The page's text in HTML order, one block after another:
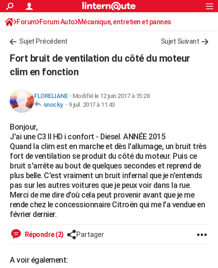
ACTUALITÉS
Politique
Société
Faits Divers
Education
Monde
Villes
+
Programme TV
Streaming
Cinéma
Sorties cinéma
Musique
FINANCE
AUTO
Essais
Réserver un essai
Citadines
Berlines
SUV
Forum auto
+HIGH-TECH
Mobiles
Meilleur smartphone
Internet
Ordinateurs
Jeux vidéo
Guide high-tech
BRICOLAGE
Forum
Aménagement intérieur
Extérieur
Cuisine
Salle de bains
Jardinage
Rangement
WEEK-END
Guides de France
Escapades
Patrimoine
Expositions
Musées
Week-end nature
+LIFESTYLE
Art de vivre
Bien-être
Loisirs
Mode
Modes de vie
SANTE
Alimentation
Guide de la santé
Maladies
Médicaments
Sommeil
VOYAGE
PHOTO
Rechercher
S'inscrire
Connexion
Forum Forum Auto Mécanique, entretien et pannes
Sujet Précédent Sujet Suivant
Fort bruit de ventilation du côté du moteur
clim en fonction
FLORELIANE- Modifié le 12 juin 2017 à 15:28
snocky. - 9 juil. 2017 à 11:43
Bonjour,
J'ai une C3 II HD i confort - Diesel. ANNÉE 2015
Quand la clim est en marche et dès l'allumage, un bruit très
fort de ventilation se produit du côté du moteur. Puis ce
bruit s'arrête au bout de quelques secondes et reprend de
plus belle. C'est vraiment un bruit infernal que je n'entends
pas sur les autres voitures que je peux voir dans la rue.
Merci de me dire d'où cela peut provenir avant que je me
rende chez le concessionnaire Citroën qui me l'a vendue en
février dernier.
Répondre (2) Partager
A voir également: